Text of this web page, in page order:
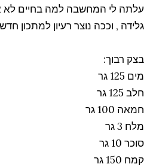
עלתה לי המחשבה למה בחיים לא
גלידה , וככה נוצר רעיון למתכון
בצק רבוך:
מים 125 גר
חלב 125 גר
חמאה 100 גר
מלח 3 גר
סוכר 10 גר
קמח 150 גר